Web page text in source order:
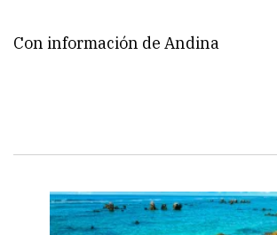
Con información de Andina